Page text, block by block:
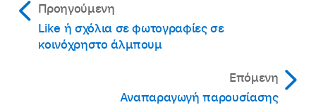
Προηγούμενη
Like ή σχόλια σε φωτογραφίες σε
κοινόχρηστο άλμπουμ
Επόμενη
Αναπαραγωγή παρουσίασης